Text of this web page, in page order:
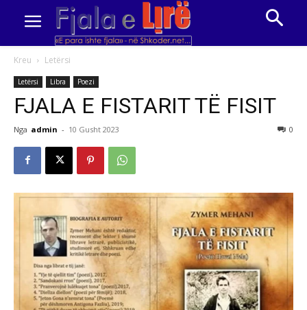
Kreu Letërsi
Letërsi Libra Poezi
FJALA E FISTARIT TË FISIT
Nga admin - 10 Gusht 2023 0